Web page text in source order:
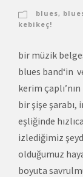
blues,
kebikeç!
bir müzik
blues band‘in
kerim
bir şişe
eşliğinde
izlediğimiz
olduğumuz
boyuta